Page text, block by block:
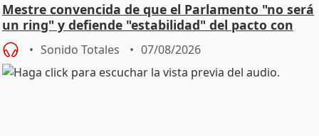
Mestre convencida de que el Parlamento "no será
un ring" y defiende "estabilidad" del pacto con
Vox
Sonido Totales 07/08/2026